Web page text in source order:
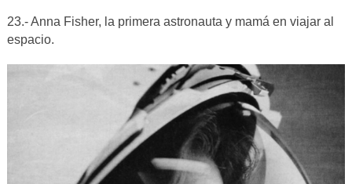
23.- Anna Fisher, la primera astronauta y mamá en viajar al
espacio.